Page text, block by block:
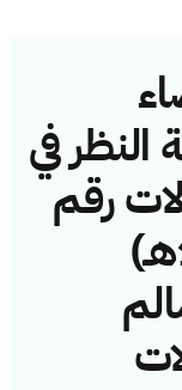
النظر في
رقم
(437485/ق/1443هـ)